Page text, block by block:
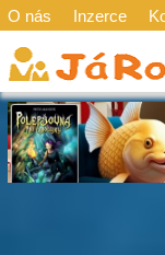
O nás Inzerce